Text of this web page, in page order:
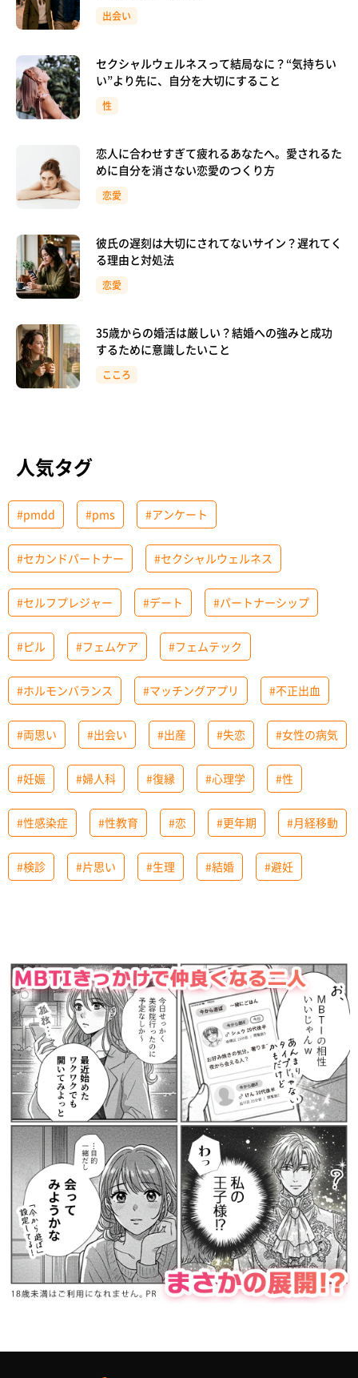
出会い
セクシャルウェルネスって結局なに？“気持ちい
い”より先に、自分を大切にすること
性
恋人に合わせすぎて疲れるあなたへ。愛されるた
めに自分を消さない恋愛のつくり方
恋愛
彼氏の遅刻は大切にされてないサイン？遅れてく
る理由と対処法
恋愛
35歳からの婚活は厳しい？結婚への強みと成功
するために意識したいこと
こころ
人気タグ
#pmdd #pms #アンケート
#セカンドパートナー #セクシャルウェルネス
#セルフプレジャー #デート #パートナーシップ
#ピル #フェムケア #フェムテック
#ホルモンバランス #マッチングアプリ #不正出血
#両思い #出会い #出産 #失恋 #女性の病気
#妊娠 #婦人科 #復縁 #心理学 #性
#性感染症 #性教育 #恋 #更年期 #月経移動
#検診 #片思い #生理 #結婚 #避妊